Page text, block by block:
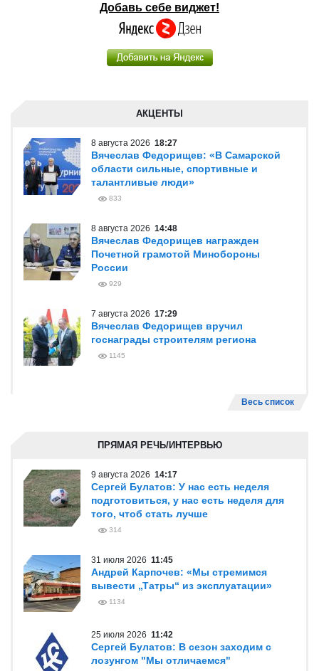
Добавь себе виджет!
АКЦЕНТЫ
8 августа 2026 18:27
Вячеслав Федорищев: «В Самарской
области сильные, спортивные и
талантливые люди»
833
8 августа 2026 14:48
Вячеслав Федорищев награжден
Почетной грамотой Минобороны
России
929
7 августа 2026 17:29
Вячеслав Федорищев вручил
госнаграды строителям региона
1145
Весь список
ПРЯМАЯ РЕЧЬ/ИНТЕРВЬЮ
9 августа 2026 14:17
Сергей Булатов: У нас есть неделя
подготовиться, у нас есть неделя для
того, чтоб стать лучше
314
31 июля 2026 11:45
Андрей Карпочев: «Мы стремимся
вывести „Татры“ из эксплуатации»
1134
25 июля 2026 11:42
Сергей Булатов: В сезон заходим с
лозунгом "Мы отличаемся"